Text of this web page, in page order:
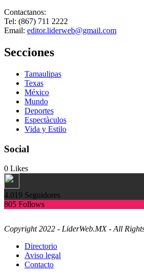
Contactanos:
Tel: (867) 711 2222
Email: editor.liderweb@gmail.com
Secciones
Tamaulipas
Texas
México
Mundo
Deportes
Espectàculos
Vida y Estilo
Social
0 Likes
4.019 Seguidores
805 Follows
Copyright 2022 - LiderWeb.MX - All
Directorio
Aviso legal
Contacto